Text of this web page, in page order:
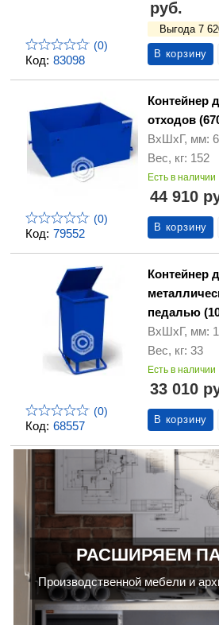
Код: 83098
(0)
руб.
Выгода 7
В корзину
Код: 79552
(0)
Контейнер
отходов
ВхШхГ, мм:
Вес, кг: 152
Есть в наличии
44 910
В корзину
Код: 68557
(0)
Контейнер
педалью
ВхШхГ, мм:
Вес, кг: 33
Есть в наличии
33 010
В корзину
РАСШИРЯЕМ
Производственной мебели и